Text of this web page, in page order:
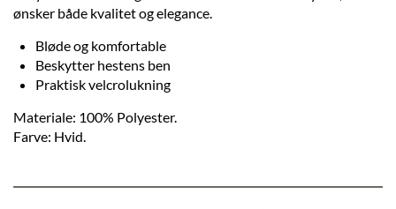
ønsker både kvalitet og elegance.
Bløde og komfortable
Beskytter hestens ben
Praktisk velcrolukning
Materiale: 100% Polyester.
Farve: Hvid.